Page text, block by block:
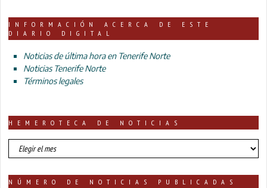
INFORMACIÓN ACERCA DE ESTE
DIARIO DIGITAL
Noticias de última hora en Tenerife Norte
Noticias Tenerife Norte
Términos legales
HEMEROTECA DE NOTICIAS
HEMEROTECA
DE
NÚMERO DE NOTICIAS PUBLICADAS